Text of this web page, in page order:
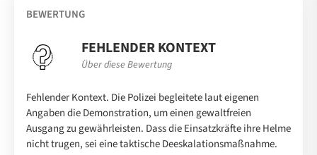
BEWERTUNG
FEHLENDER KONTEXT
Über diese Bewertung
Fehlender Kontext. Die Polizei begleitete laut eigenen
Angaben die Demonstration, um einen gewaltfreien
Ausgang zu gewährleisten. Dass die Einsatzkräfte ihre Helme
nicht trugen, sei eine taktische Deeskalationsmaßnahme.